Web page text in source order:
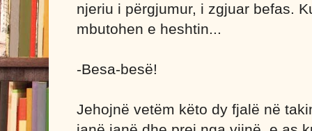
njeriu i përgjumur, i zgjuar befas.
mbutohen e heshtin...
-Besa-besë!
Jehojnë vetëm këto dy fjalë në